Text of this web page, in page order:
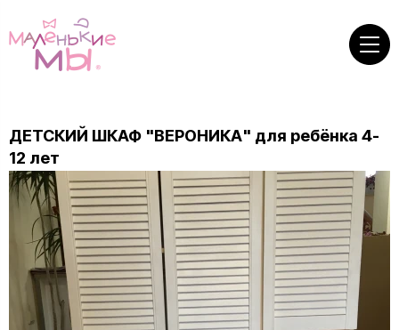
ДЕТСКИЙ ШКАФ "ВЕРОНИКА" для ребёнка 4-
12 лет